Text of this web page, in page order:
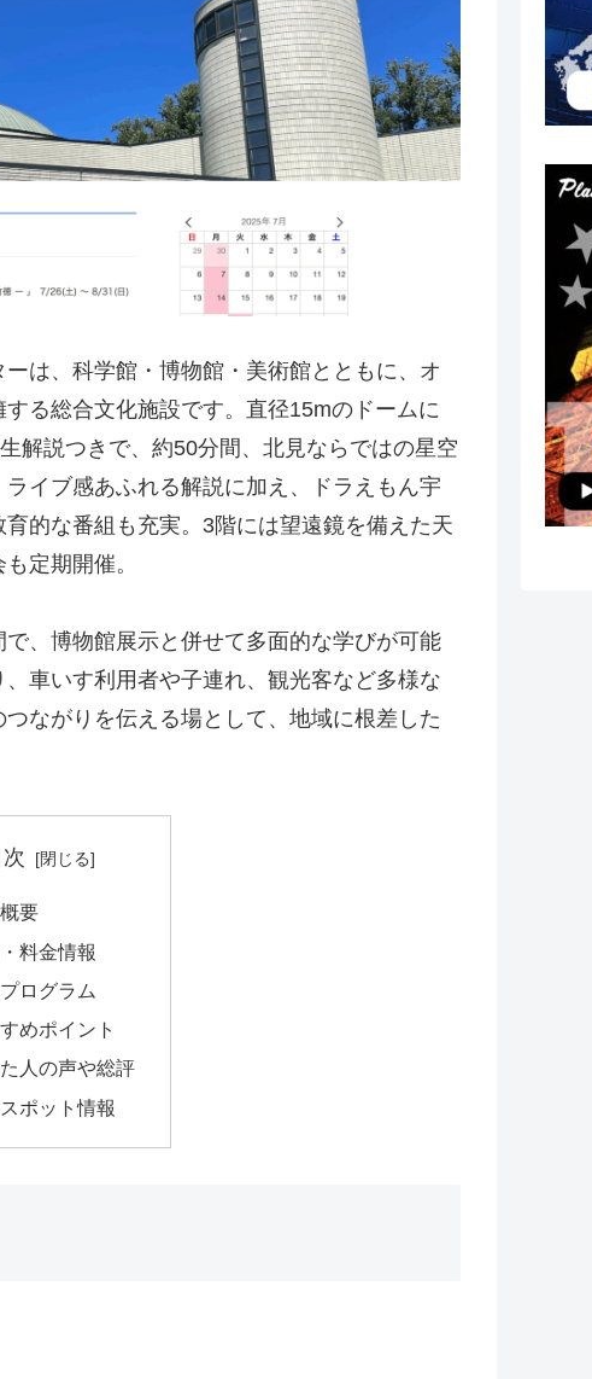
は、科学館・博物館・美術館とともに、オ
る総合文化施設です。直径15mのドームに
解説つきで、約50分間、北見ならではの星空
イブ感あふれる解説に加え、ドラえもん宇
的な番組も充実。3階には望遠鏡を備えた天
定期開催。
、博物館展示と併せて多面的な学びが可能
車いす利用者や子連れ、観光客など多様な
ながりを伝える場として、地域に根差した
次
要
料金情報
プログラム
めポイント
人の声や総評
ポット情報